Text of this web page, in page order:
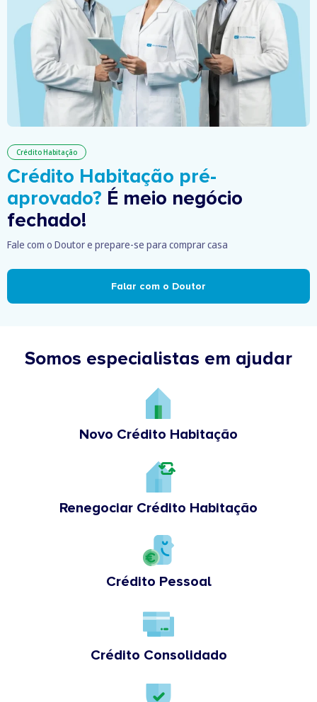
Crédito Habitação
Crédito Habitação pré-
aprovado? É meio negócio
fechado!
Fale com o Doutor e prepare-se para comprar casa
Falar com o Doutor
Somos especialistas em ajudar
Novo Crédito Habitação
Renegociar Crédito Habitação
Crédito Pessoal
Crédito Consolidado